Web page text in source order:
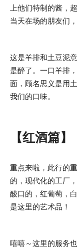
上他们特制的酱，
当天在场的朋友们
这是羊排和土豆泥
是醉了。一口羊排
面，顾名思义是用
我们的口味。
【红酒篇】
重点来啦，此行的
的，现代化的工厂
酸口的，红葡萄，
是这里的艺术品！
嘻嘻～这里的服务